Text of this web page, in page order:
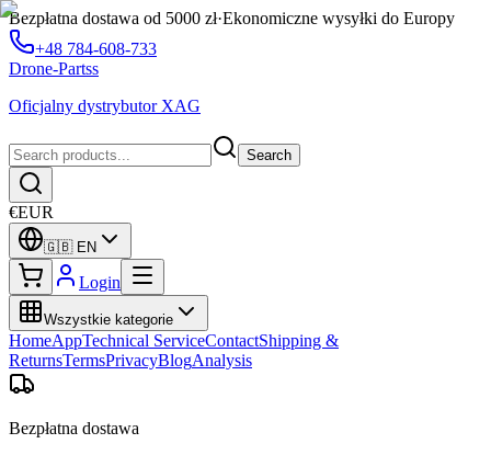
Bezpłatna dostawa od 5000 zł·Ekonomiczne wysyłki do Europy
+48 784-608-733
Drone-Partss
Oficjalny dystrybutor XAG
Search
€EUR
🇬🇧 EN
Login
Wszystkie kategorie
HomeAppTechnical ServiceContactShipping &
ReturnsTermsPrivacyBlogAnalysis
Bezpłatna dostawa